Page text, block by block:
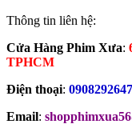
Thông tin liên hệ:
Cửa Hàng Phim Xưa:
TPHCM
Điện thoại: 0908292647
Email: